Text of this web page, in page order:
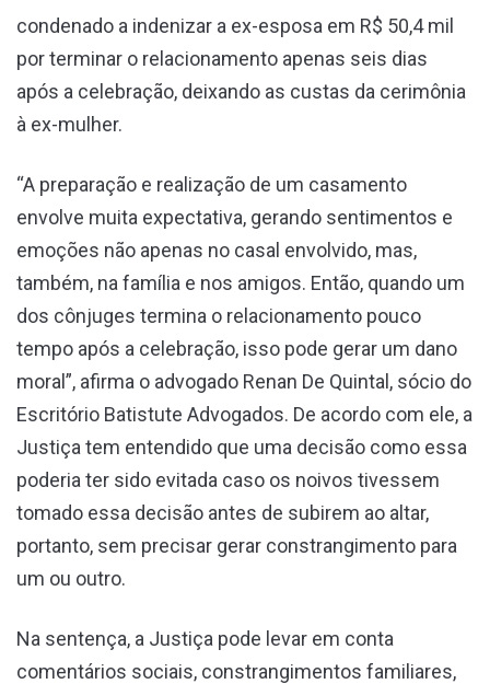
condenado a indenizar a ex-esposa em R$ 50,4 mil
por terminar o relacionamento apenas seis dias
após a celebração, deixando as custas da cerimônia
à ex-mulher.
“A preparação e realização de um casamento
envolve muita expectativa, gerando sentimentos e
emoções não apenas no casal envolvido, mas,
também, na família e nos amigos. Então, quando um
dos cônjuges termina o relacionamento pouco
tempo após a celebração, isso pode gerar um dano
moral”, afirma o advogado Renan De Quintal, sócio do
Escritório Batistute Advogados. De acordo com ele, a
Justiça tem entendido que uma decisão como essa
poderia ter sido evitada caso os noivos tivessem
tomado essa decisão antes de subirem ao altar,
portanto, sem precisar gerar constrangimento para
um ou outro.
Na sentença, a Justiça pode levar em conta
comentários sociais, constrangimentos familiares,